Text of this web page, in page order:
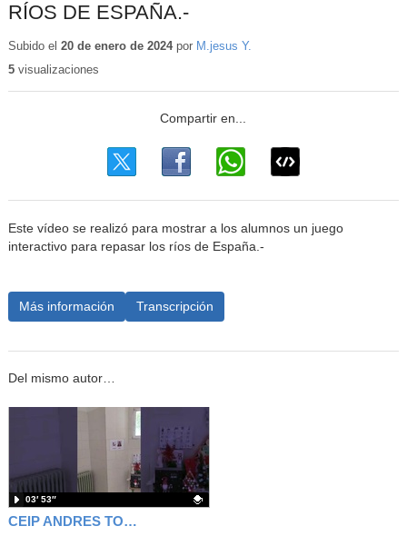
RÍOS DE ESPAÑA.-
Subido el 20 de enero de 2024por M.jesus Y.
5visualizaciones
Este vídeo se realizó para mostrar a los alumnos un juego
interactivo para repasar los ríos de España.-
Más información Transcripción
Del mismo autor…
CEIP ANDRES TORREJON MOSTOLES
03′ 53″